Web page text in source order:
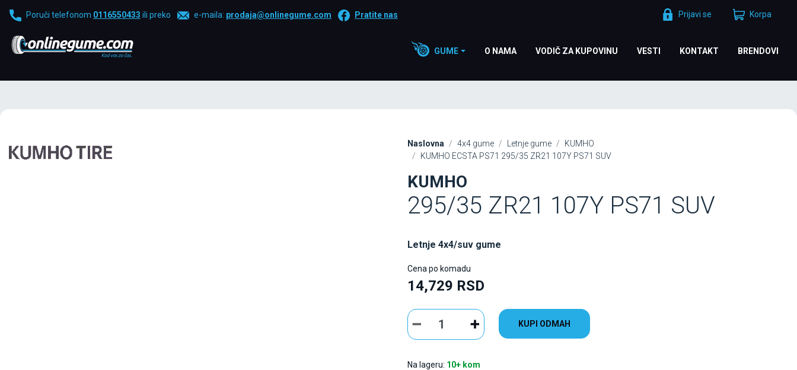
Poruči telefonom 0116550433 ili preko e-maila: prodaja@onlinegume.com Pratite nas Prijavi se Korpa
GUME O NAMA VODIČ ZA KUPOVINU VESTI KONTAKT BRENDOVI
Naslovna 4x4 gume Letnje gume
KUMHO
KUMHO ECSTA PS71 295/35 ZR21 107Y PS71 SUV
KUMHO
295/35 ZR21 107Y PS71 SUV
Letnje 4x4/suv gume
Cena po komadu
14,729 RSD
KUPI ODMAH
Na lageru: 10+ kom